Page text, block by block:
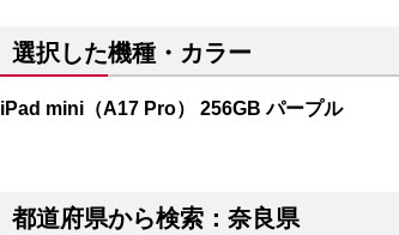
選択した機種・カラー
iPad mini（A17 Pro） 256GB パープル
都道府県から検索：奈良県